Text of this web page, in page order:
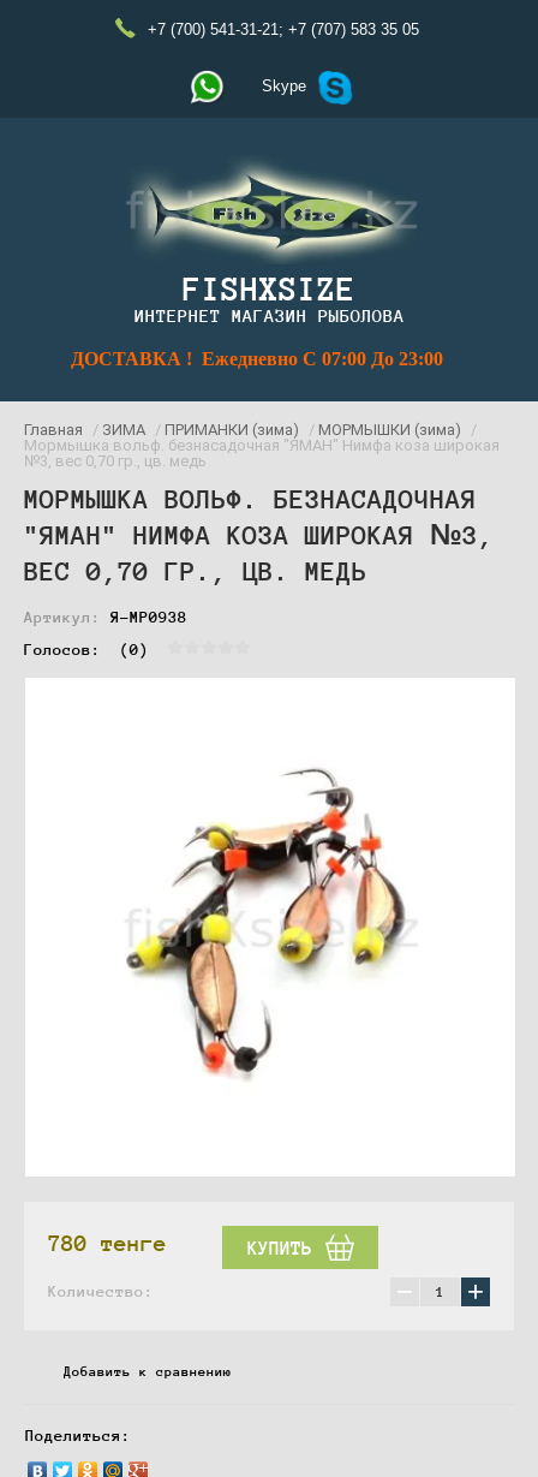
+7 (700) 541-31-21; +7 (707) 583 35 05
Skype
FISHXSIZE
ИНТЕРНЕТ МАГАЗИН РЫБОЛОВА
ДОСТАВКА ! Ежедневно С 07:00 До 23:00
Главная / ЗИМА / ПРИМАНКИ (зима) / МОРМЫШКИ (зима)
/
Мормышка вольф. безнасадочная "ЯМАН" Нимфа коза широкая
№3, вес 0,70 гр., цв. медь
МОРМЫШКА ВОЛЬФ. БЕЗНАСАДОЧНАЯ
"ЯМАН" НИМФА КОЗА ШИРОКАЯ №3,
ВЕС 0,70 ГР., ЦВ. МЕДЬ
Артикул:
Я-МР0938
Голосов: (0)
780 тенге КУПИТЬ
Количество: − +
Добавить к сравнению
Поделиться: